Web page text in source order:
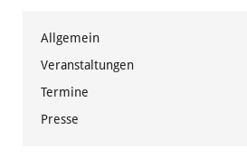
Allgemein
Veranstaltungen
Termine
Presse